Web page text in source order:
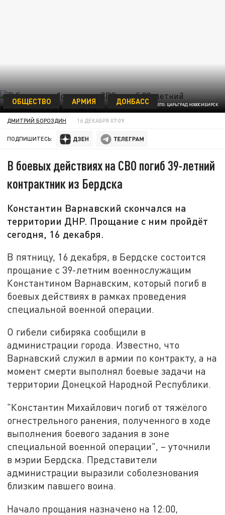
ФОТО: ЦАРЬГРАД НОВОСИБИРСК
ОБЩЕСТВО АРМИЯ ДОНБАСС
ДМИТРИЙ БОРОЗДИН 16 ДЕКАБРЯ 07:09
ПОДПИШИТЕСЬ:
В боевых действиях на СВО погиб 39-летний
контрактник из Бердска
Константин Варнавский скончался на
территории ДНР. Прощание с ним пройдёт
сегодня, 16 декабря.
В пятницу, 16 декабря, в Бердске состоится
прощание с 39-летним военнослужащим
Константином Варнавским, который погиб в
боевых действиях в рамках проведения
специальной военной операции.
О гибели сибиряка сообщили в
администрации города. Известно, что
Варнавский служил в армии по контракту, а на
момент смерти выполнял боевые задачи на
территории Донецкой Народной Республики.
"Константин Михайлович погиб от тяжёлого
огнестрельного ранения, полученного в ходе
выполнения боевого задания в зоне
специальной военной операции", – уточнили
в мэрии Бердска. Представители
администрации выразили соболезнования
близким павшего воина.
Начало прощания назначено на 12:00,